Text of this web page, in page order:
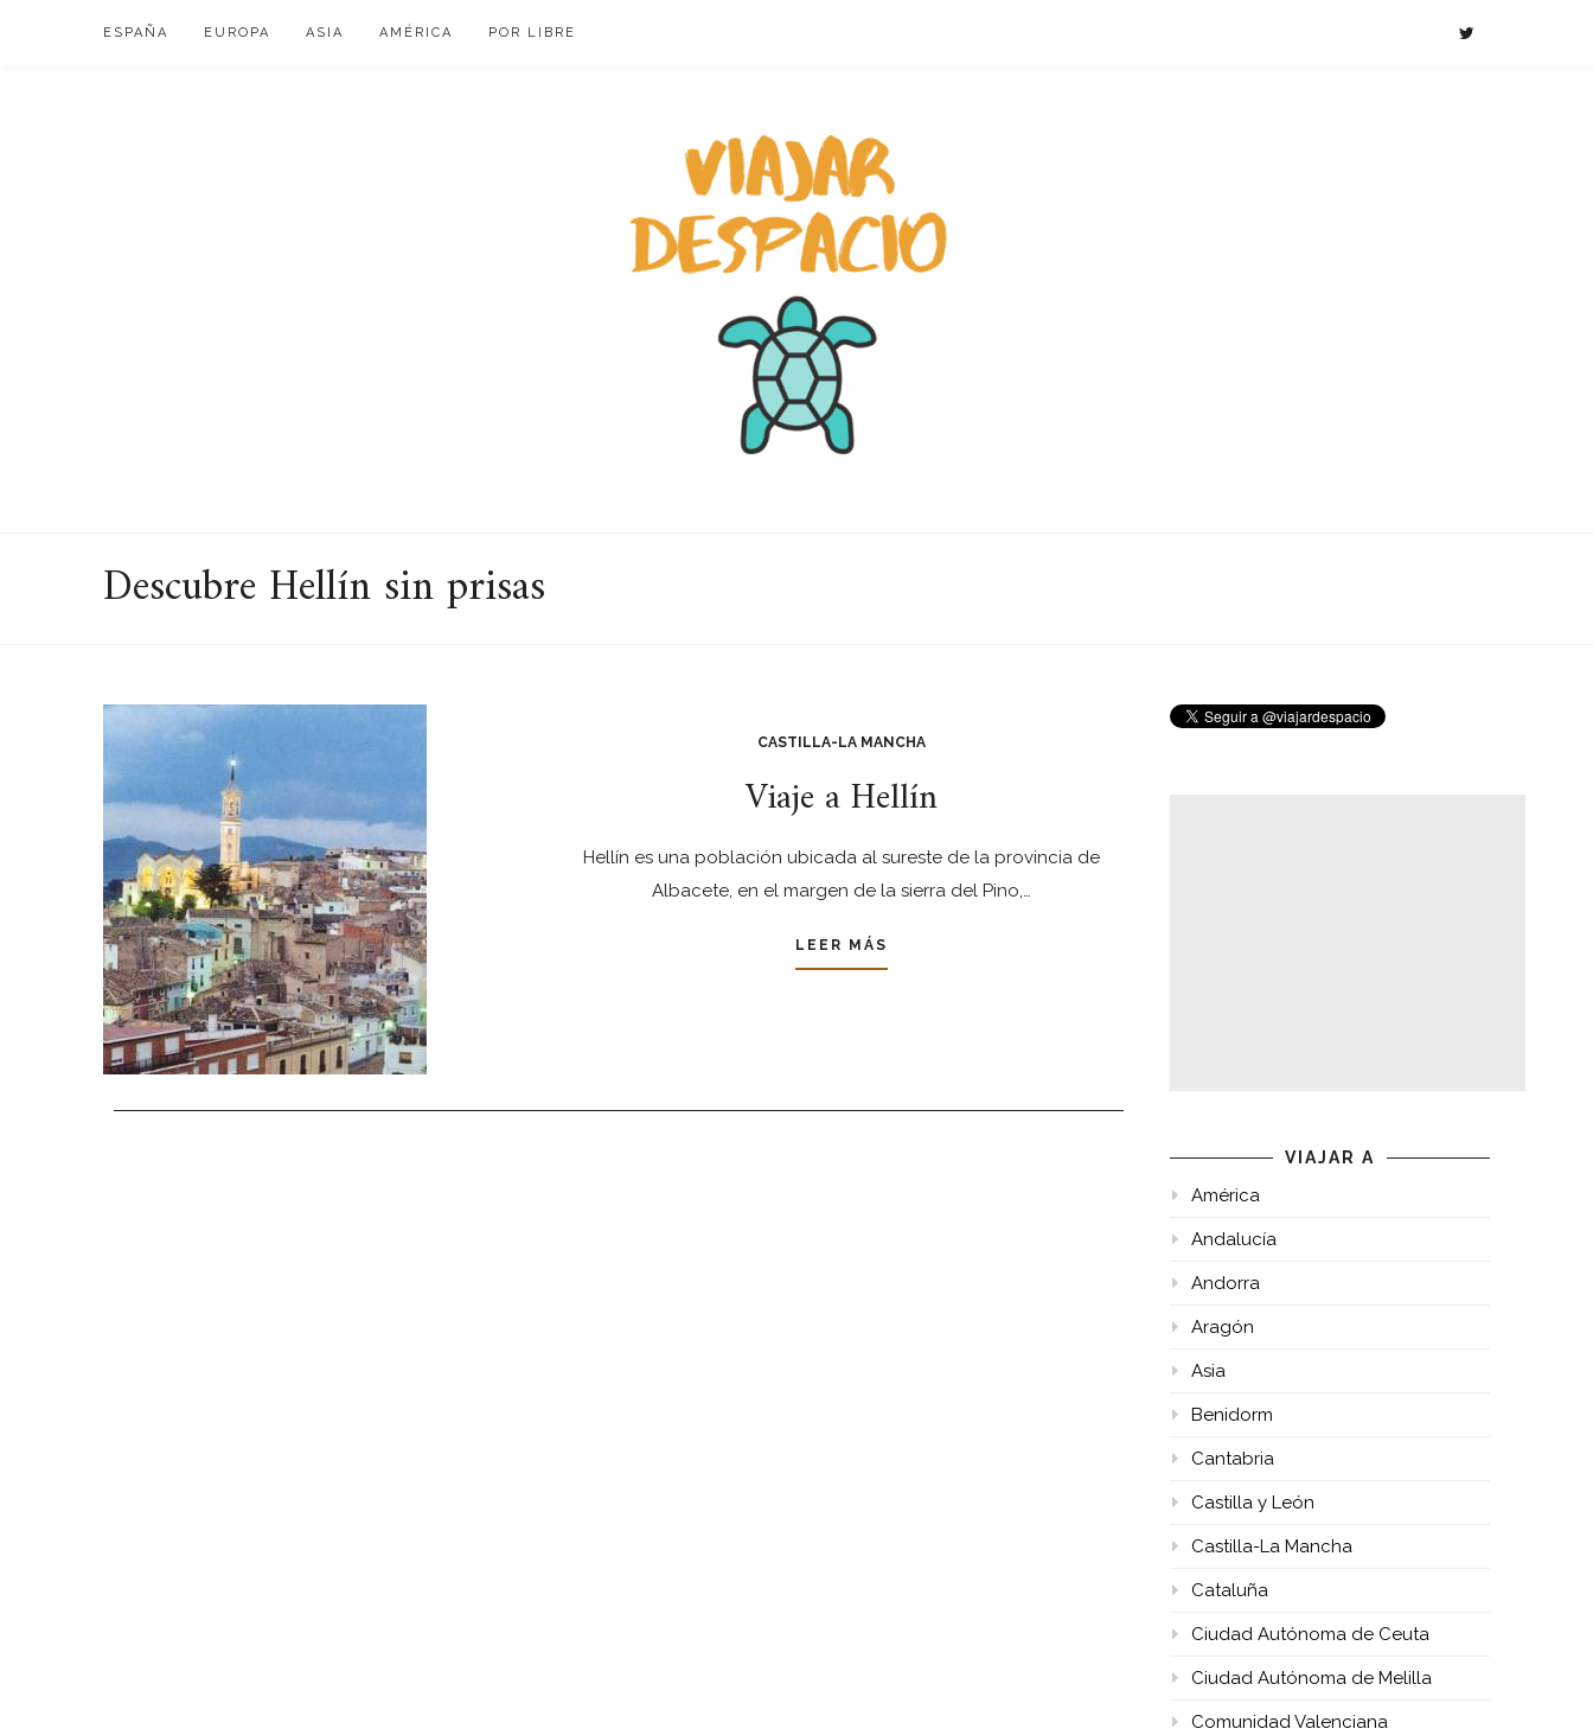
ESPAÑA EUROPA ASIA AMÉRICA POR LIBRE
Descubre Hellín sin prisas
CASTILLA-LA MANCHA
Viaje a Hellín
Hellín es una población ubicada al sureste de la provincia de
Albacete, en el margen de la sierra del Pino,…
LEER MÁS
VIAJAR A
América
Andalucía
Andorra
Aragón
Asia
Benidorm
Cantabria
Castilla y León
Castilla-La Mancha
Cataluña
Ciudad Autónoma de Ceuta
Ciudad Autónoma de Melilla
Comunidad Valenciana